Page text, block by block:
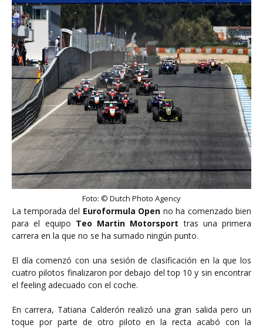
Foto: © Dutch Photo Agency
La temporada del Euroformula Open no ha comenzado bien
para el equipo Teo Martin Motorsport tras una primera
carrera en la que no se ha sumado ningún punto.
El día comenzó con una sesión de clasificación en la que los
cuatro pilotos finalizaron por debajo del top 10 y sin encontrar
el feeling adecuado con el coche.
En carrera, Tatiana Calderón realizó una gran salida pero un
toque por parte de otro piloto en la recta acabó con la